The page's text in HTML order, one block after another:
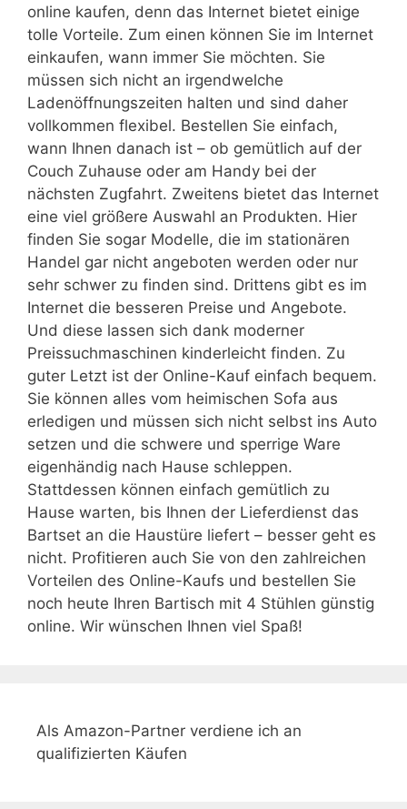
online kaufen, denn das Internet bietet einige
tolle Vorteile. Zum einen können Sie im Internet
einkaufen, wann immer Sie möchten. Sie
müssen sich nicht an irgendwelche
Ladenöffnungszeiten halten und sind daher
vollkommen flexibel. Bestellen Sie einfach,
wann Ihnen danach ist – ob gemütlich auf der
Couch Zuhause oder am Handy bei der
nächsten Zugfahrt. Zweitens bietet das Internet
eine viel größere Auswahl an Produkten. Hier
finden Sie sogar Modelle, die im stationären
Handel gar nicht angeboten werden oder nur
sehr schwer zu finden sind. Drittens gibt es im
Internet die besseren Preise und Angebote.
Und diese lassen sich dank moderner
Preissuchmaschinen kinderleicht finden. Zu
guter Letzt ist der Online-Kauf einfach bequem.
Sie können alles vom heimischen Sofa aus
erledigen und müssen sich nicht selbst ins Auto
setzen und die schwere und sperrige Ware
eigenhändig nach Hause schleppen.
Stattdessen können einfach gemütlich zu
Hause warten, bis Ihnen der Lieferdienst das
Bartset an die Haustüre liefert – besser geht es
nicht. Profitieren auch Sie von den zahlreichen
Vorteilen des Online-Kaufs und bestellen Sie
noch heute Ihren Bartisch mit 4 Stühlen günstig
online. Wir wünschen Ihnen viel Spaß!
Als Amazon-Partner verdiene ich an
qualifizierten Käufen